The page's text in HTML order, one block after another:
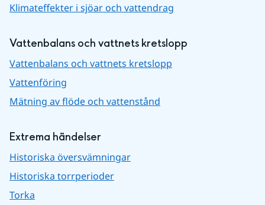
Klimateffekter i sjöar och vattendrag
Vattenbalans och vattnets kretslopp
Vattenbalans och vattnets kretslopp
Vattenföring
Mätning av flöde och vattenstånd
Extrema händelser
Historiska översvämningar
Historiska torrperioder
Torka